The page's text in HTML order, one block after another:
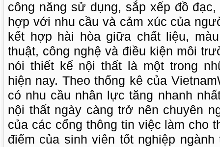
công năng sử dụng, sắp xếp đồ
hợp với nhu cầu và cảm xúc của
kết hợp hài hòa giữa chất liệu,
thuật, công nghệ và điều kiện môi
nói thiết kế nội thất là một trong
hiện nay. Theo thống kê của
có nhu cầu nhân lực tăng nhanh
nội thất ngày càng trở nên chuyên
của các cổng thông tin việc làm cho
điểm của sinh viên tốt nghiệp